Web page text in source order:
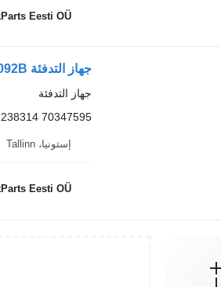
Eesti OÜ
جهاز التدفئة Spheros 9002092B لـ الباصات Volvo B6, B7, B9, B10, B12 bus (1978-2011)
جهاز التدفئة
70347595
إستونيا، Tallinn
Eesti OÜ